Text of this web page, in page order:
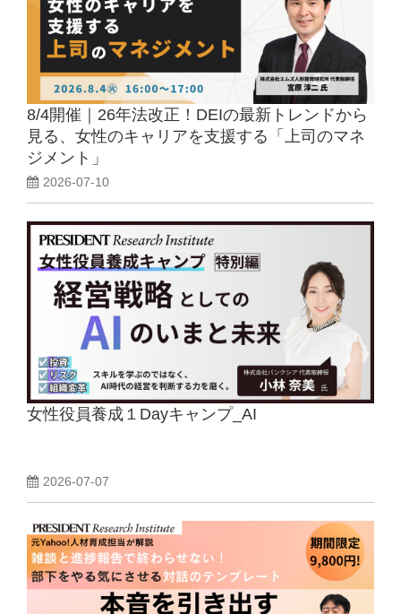
8/4開催｜26年法改正！DEIの最新トレンドから
見る、女性のキャリアを支援する「上司のマネ
ジメント」
2026-07-10
女性役員養成１Dayキャンプ_AI
2026-07-07